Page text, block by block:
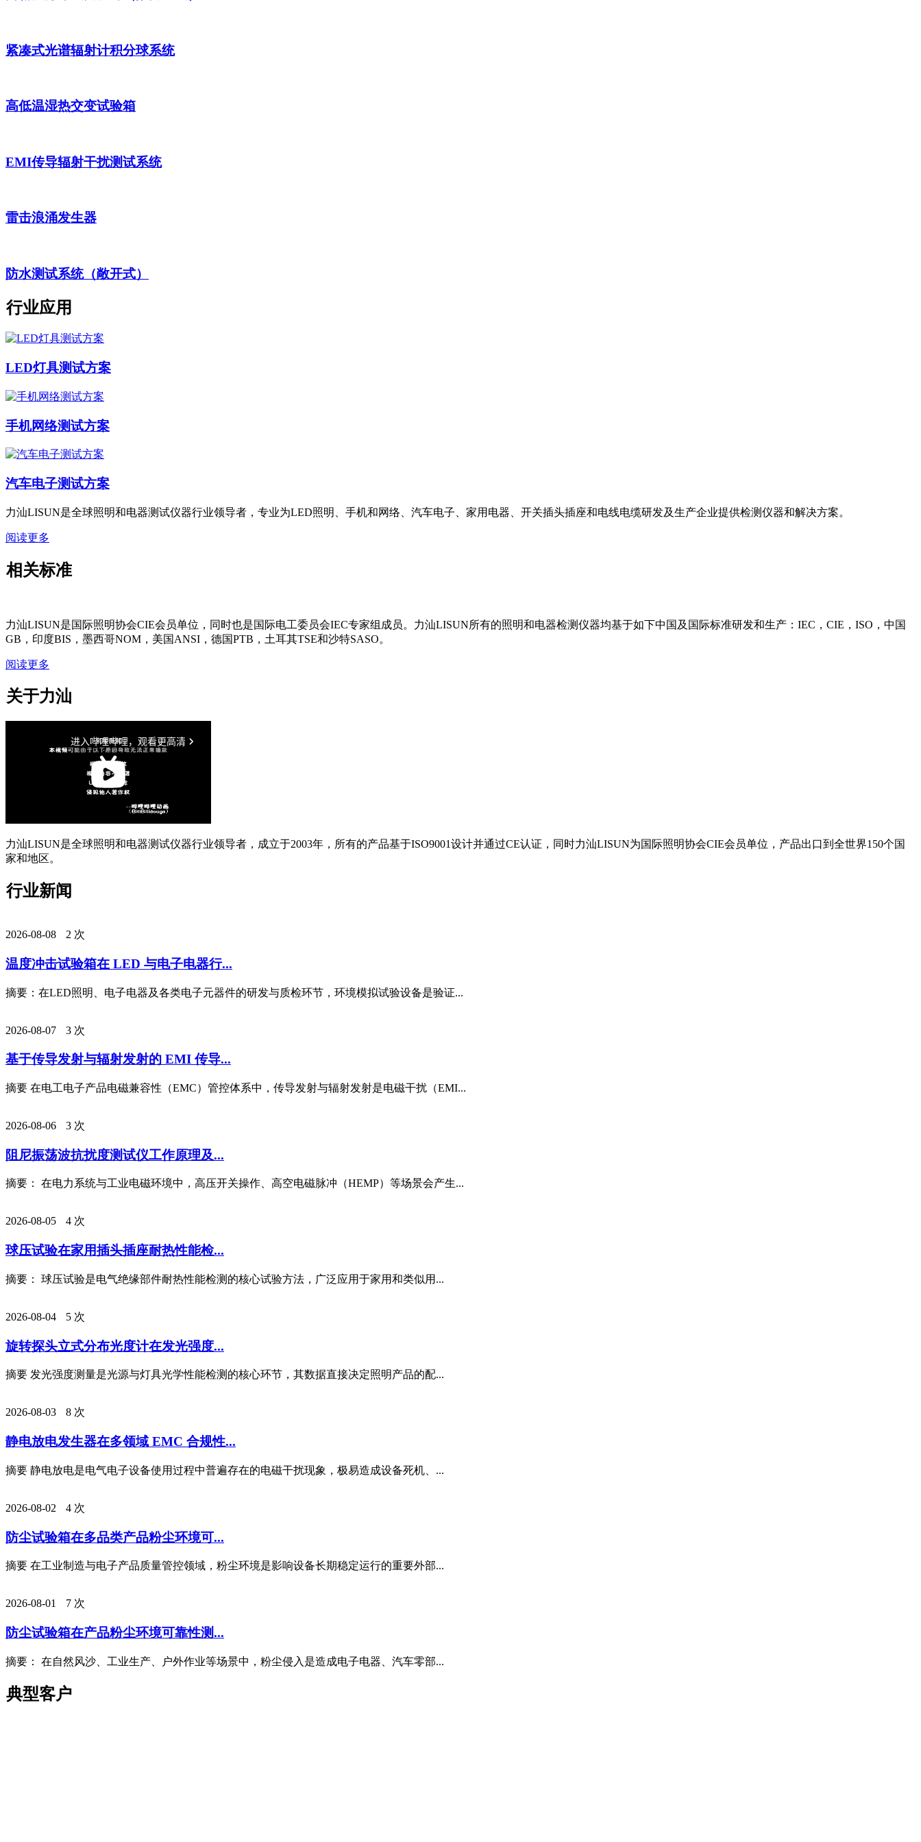
紧凑式光谱辐射计积分球系统
高低温湿热交变试验箱
EMI传导辐射干扰测试系统
雷击浪涌发生器
防水测试系统（敞开式）
行业应用
LED灯具测试方案
手机网络测试方案
汽车电子测试方案
力汕LISUN是全球照明和电器测试仪器行业领导者，专业为LED照明、手机和网络、汽车电子、家用电器、开关插头插座和电线电缆研发及生产企业提供检测仪器和解决方案。
阅读更多
相关标准
力汕LISUN是国际照明协会CIE会员单位，同时也是国际电工委员会IEC专家组成员。力汕LISUN所有的照明和电器检测仪器均基于如下中国及国际标准研发和生产：IEC，CIE，ISO，中国
GB，印度BIS，墨西哥NOM，美国ANSI，德国PTB，土耳其TSE和沙特SASO。
阅读更多
关于力汕
力汕LISUN是全球照明和电器测试仪器行业领导者，成立于2003年，所有的产品基于ISO9001设计并通过CE认证，同时力汕LISUN为国际照明协会CIE会员单位，产品出口到全世界150个国
家和地区。
行业新闻
2026-08-08 2 次
温度冲击试验箱在 LED 与电子电器行...
摘要：在LED照明、电子电器及各类电子元器件的研发与质检环节，环境模拟试验设备是验证...
2026-08-07 3 次
基于传导发射与辐射发射的 EMI 传导...
摘要 在电工电子产品电磁兼容性（EMC）管控体系中，传导发射与辐射发射是电磁干扰（EMI...
2026-08-06 3 次
阻尼振荡波抗扰度测试仪工作原理及...
摘要： 在电力系统与工业电磁环境中，高压开关操作、高空电磁脉冲（HEMP）等场景会产生...
2026-08-05 4 次
球压试验在家用插头插座耐热性能检...
摘要： 球压试验是电气绝缘部件耐热性能检测的核心试验方法，广泛应用于家用和类似用...
2026-08-04 5 次
旋转探头立式分布光度计在发光强度...
摘要 发光强度测量是光源与灯具光学性能检测的核心环节，其数据直接决定照明产品的配...
2026-08-03 8 次
静电放电发生器在多领域 EMC 合规性...
摘要 静电放电是电气电子设备使用过程中普遍存在的电磁干扰现象，极易造成设备死机、...
2026-08-02 4 次
防尘试验箱在多品类产品粉尘环境可...
摘要 在工业制造与电子产品质量管控领域，粉尘环境是影响设备长期稳定运行的重要外部...
2026-08-01 7 次
防尘试验箱在产品粉尘环境可靠性测...
摘要： 在自然风沙、工业生产、户外作业等场景中，粉尘侵入是造成电子电器、汽车零部...
典型客户